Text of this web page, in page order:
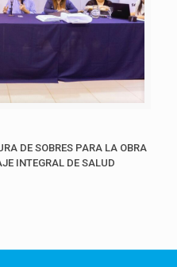
DE SOBRES PARA LA OBRA
INTEGRAL DE SALUD